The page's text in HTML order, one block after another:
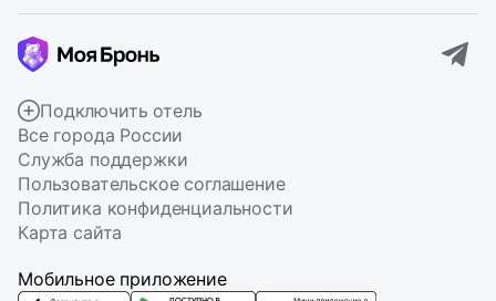
Подключить отель
Все города России
Служба поддержки
Пользовательское соглашение
Политика конфиденциальности
Карта сайта
Мобильное приложение